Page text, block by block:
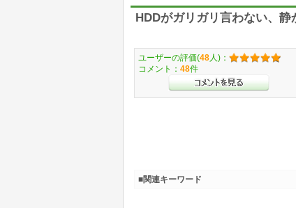
HDDがガリガリ言わない、
ユーザーの評価(48 人)：
コメント： 48件
■関連キーワード